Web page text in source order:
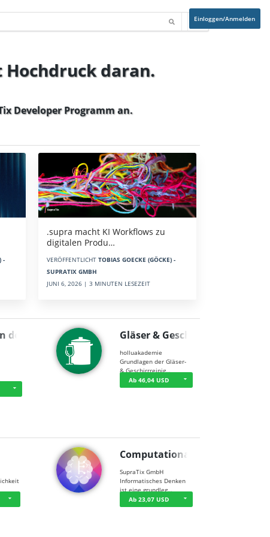
Einloggen/Anmelden
daran.
Developer Programman.
-
.supra macht KI Workflows zu
digitalen Produ…
VERÖFFENTLICHT TOBIAS GOECKE (GÖCKE) -
SUPRATIX GMBH
JUNI 6, 2026 | 3 MINUTEN LESEZEIT
der … Gläser & Geschi…
holluakademie
Grundlagen der Gläser-
& Geschirrreinig…
Ab 46,04 USD
Computational T…
SupraTix GmbH
Informatisches Denken
ist eine grundleg…
Ab 23,07 USD